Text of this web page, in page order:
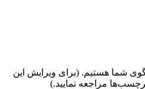
پاسخگوی شما هستیم. (برای ویرایش این
مراجعه نمایید.)